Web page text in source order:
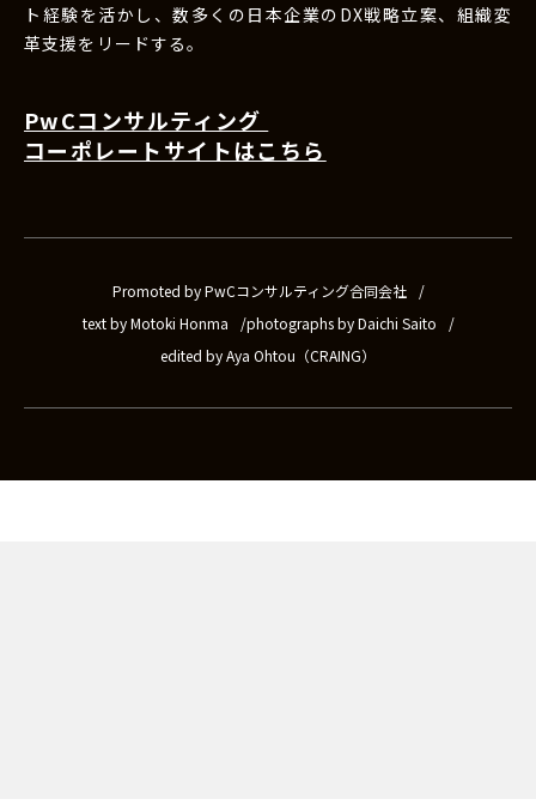
ト経験を活かし、数多くの日本企業のDX戦略立案、組織変
革支援をリードする。
PwCコンサルティング
コーポレートサイトはこちら
Promoted by PwCコンサルティング合同会社
text by Motoki Honma
photographs by Daichi Saito
edited by Aya Ohtou（CRAING）